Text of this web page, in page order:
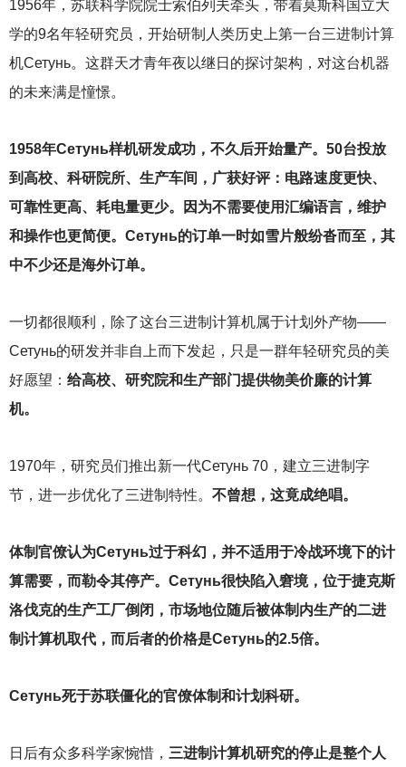
1956年，苏联科学院院士索伯列夫牵头，带着莫斯科国立大
学的9名年轻研究员，开始研制人类历史上第一台三进制计算
机Сетунь。这群天才青年夜以继日的探讨架构，对这台机器
的未来满是憧憬。
1958年Сетунь样机研发成功，不久后开始量产。50台投放
到高校、科研院所、生产车间，广获好评：电路速度更快、
可靠性更高、耗电量更少。因为不需要使用汇编语言，维护
和操作也更简便。Сетунь的订单一时如雪片般纷沓而至，其
中不少还是海外订单。
一切都很顺利，除了这台三进制计算机属于计划外产物——
Сетунь的研发并非自上而下发起，只是一群年轻研究员的美
好愿望： 给高校、研究院和生产部门提供物美价廉的计算
机。
1970年，研究员们推出新一代Сетунь 70，建立三进制字
节，进一步优化了三进制特性。 不曾想，这竟成绝唱。
体制官僚认为Сетунь过于科幻，并不适用于冷战环境下的计
算需要，而勒令其停产。Сетунь很快陷入窘境，位于捷克斯
洛伐克的生产工厂倒闭，市场地位随后被体制内生产的二进
制计算机取代，而后者的价格是Сетунь的2.5倍。
Сетунь死于苏联僵化的官僚体制和计划科研。
日后有众多科学家惋惜， 三进制计算机研究的停止是整个人